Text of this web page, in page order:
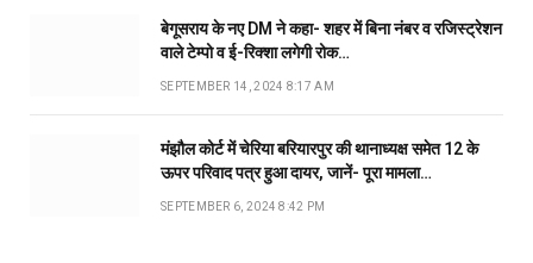
बेगूसराय के नए DM ने कहा- शहर में बिना नंबर व रजिस्ट्रेशन
वाले टेम्पो व ई-रिक्शा लगेगी रोक…
SEPTEMBER 14, 2024 8:17 AM
मंझौल कोर्ट में चेरिया बरियारपुर की थानाध्यक्ष समेत 12 के
ऊपर परिवाद पत्र हुआ दायर, जानें- पूरा मामला…
SEPTEMBER 6, 2024 8:42 PM